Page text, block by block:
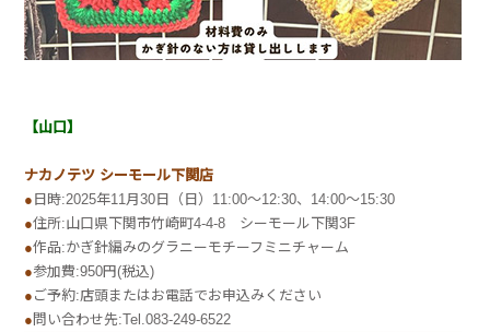
【山口】
ナカノテツ シーモール下関店
● 日時:2025年11月30日（日）11:00～12:30、14:00～15:30
●住所:山口県下関市竹崎町4-4-8 シーモール下関3F
●作品:かぎ針編みのグラニーモチーフミニチャーム
●参加費:950円(税込)
● ご予約:店頭またはお電話でお申込みください
● 問い合わせ先:Tel.083-249-6522